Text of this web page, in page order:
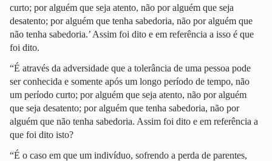
curto; por alguém que seja atento, não por alguém que seja
desatento; por alguém que tenha sabedoria, não por alguém que
não tenha sabedoria.’ Assim foi dito e em referência a isso é que
foi dito.
“É através da adversidade que a tolerância de uma pessoa pode
ser conhecida e somente após um longo período de tempo, não
um período curto; por alguém que seja atento, não por alguém
que seja desatento; por alguém que tenha sabedoria, não por
alguém que não tenha sabedoria. Assim foi dito e em referência a
que foi dito isto?
“É o caso em que um indivíduo, sofrendo a perda de parentes,